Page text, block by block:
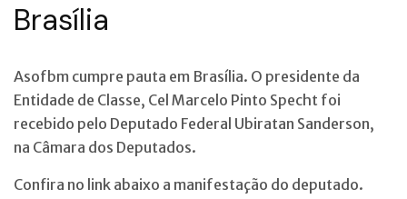
Brasília
Asofbm cumpre pauta em Brasília. O presidente da
Entidade de Classe, Cel Marcelo Pinto Specht foi
recebido pelo Deputado Federal Ubiratan Sanderson,
na Câmara dos Deputados.
Confira no link abaixo a manifestação do deputado.